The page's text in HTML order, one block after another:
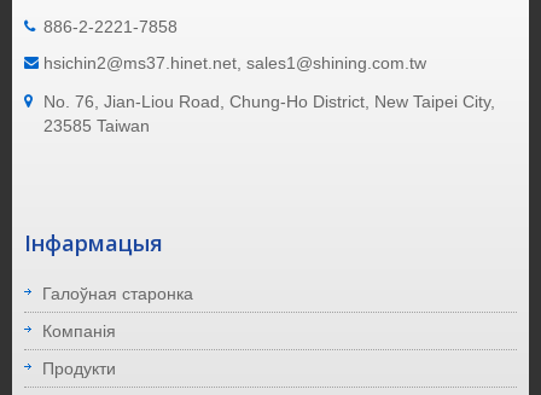
886-2-2221-7858
hsichin2@ms37.hinet.net, sales1@shining.com.tw
No. 76, Jian-Liou Road, Chung-Ho District, New Taipei City,
23585 Taiwan
Інфармацыя
Галоўная старонка
Компанія
Продукти